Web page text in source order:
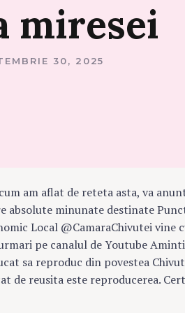
miresei
30, 2025
am aflat de reteta asta, va
absolute minunate destinate
Local @CamaraChivutei vine
pe canalul de Youtube
sa reproduc din povestea
de reusita este reproducerea.